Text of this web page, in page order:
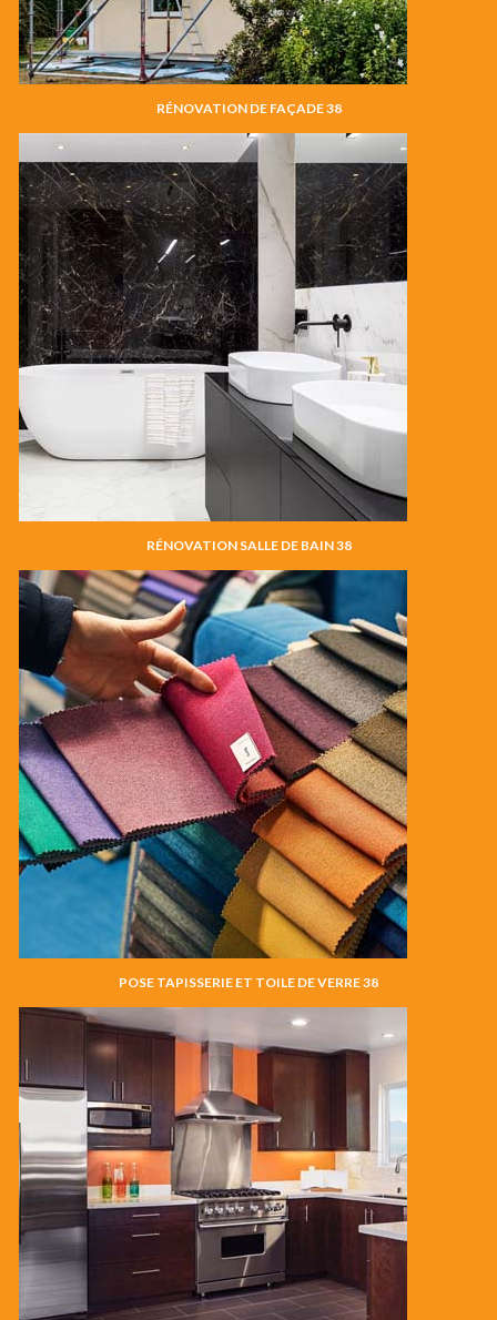
RÉNOVATION DE FAÇADE 38
RÉNOVATION SALLE DE BAIN 38
POSE TAPISSERIE ET TOILE DE VERRE 38